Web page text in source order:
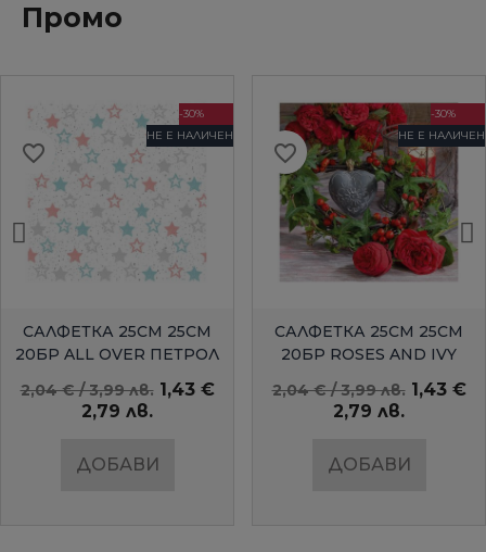
Промо
БЪРЗ ПРЕГЛЕД
-30%
НЕ Е НАЛИЧЕН
САЛФЕТКА 25СМ 25СМ
20БР ALL OVER ПЕТРОЛ
2,04 € / 3,99 лв. 1,43 €
2,79 лв.
ДОБАВИ
favorite_border
БЪРЗ ПРЕГЛЕД
-30%
НЕ Е НАЛИЧЕН
САЛФЕТКА 25СМ 25СМ
20БР ROSES AND IVY
AMBIENTE
2,04 € / 3,99 лв. 1,43 €
2,79 лв.
ДОБАВИ
favorite_border